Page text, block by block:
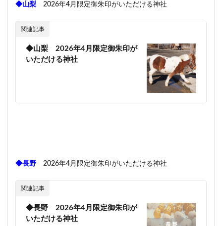
◆山梨 2026年4月限定御朱印がいただける神社
関連記事
◆山梨 2026年4月限定御朱印が
いただける神社
◆長野 2026年4月限定御朱印がいただける神社
関連記事
◆長野 2026年4月限定御朱印が
いただける神社